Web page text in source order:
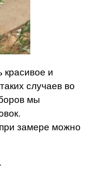
красивое и
случаев во
мы
замере можно